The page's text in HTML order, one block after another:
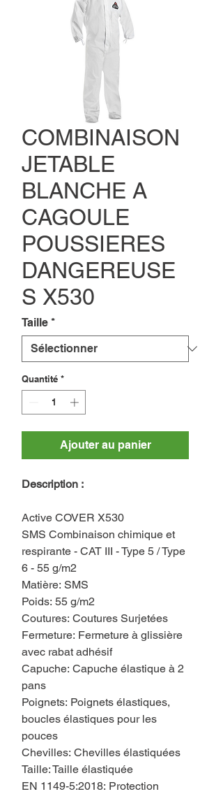
COMBINAISON
JETABLE
BLANCHE A
CAGOULE
POUSSIERES
DANGEREUSE
S X530
Taille *
Quantité *
Ajouter au panier
Description :
Active COVER X530
SMS Combinaison chimique et
respirante - CAT III - Type 5 / Type
6 - 55 g/m2
Matière: SMS
Poids: 55 g/m2
Coutures: Coutures Surjetées
Fermeture: Fermeture à glissière
avec rabat adhésif
Capuche: Capuche élastique à 2
pans
Poignets: Poignets élastiques,
boucles élastiques pour les
pouces
Chevilles: Chevilles élastiquées
Taille: Taille élastiquée
EN 1149-5:2018: Protection